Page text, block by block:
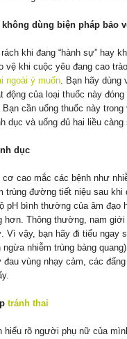
dùng biện pháp bảo
khi đang “hành sự” hay
vệ khi cuộc yêu đang cao
ngoài ý muốn. Bạn hãy dùng
động của loại thuốc này
cần uống thuốc này trong
dục và uống đủ hai liều
dục
cơ cao mắc các bệnh như
trùng đường tiết niệu sau khi
pH bình thường của âm đạo
hơn. Thông thường, nam
Vì vậy, bạn hãy đi tiểu ngay
ngừa nhiễm trùng bàng
vùng nhạy cảm, các
tránh thai
hiểu rõ người phụ nữ của